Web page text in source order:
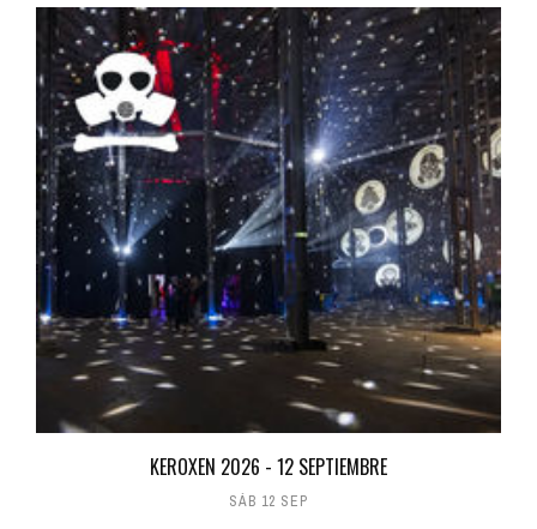
KEROXEN 2026 - 12 SEPTIEMBRE
SÁB 12 SEP